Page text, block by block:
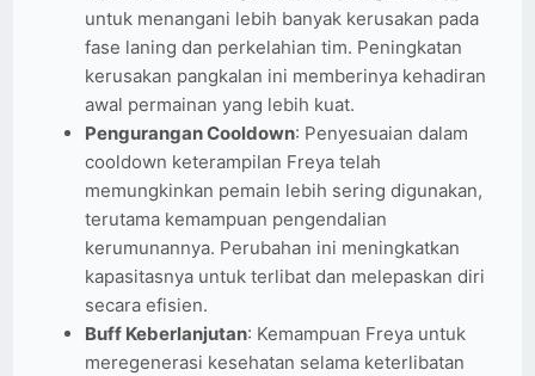
untuk menangani lebih banyak kerusakan pada
fase laning dan perkelahian tim. Peningkatan
kerusakan pangkalan ini memberinya kehadiran
awal permainan yang lebih kuat.
Pengurangan Cooldown: Penyesuaian dalam
cooldown keterampilan Freya telah
memungkinkan pemain lebih sering digunakan,
terutama kemampuan pengendalian
kerumunannya. Perubahan ini meningkatkan
kapasitasnya untuk terlibat dan melepaskan diri
secara efisien.
Buff Keberlanjutan: Kemampuan Freya untuk
meregenerasi kesehatan selama keterlibatan